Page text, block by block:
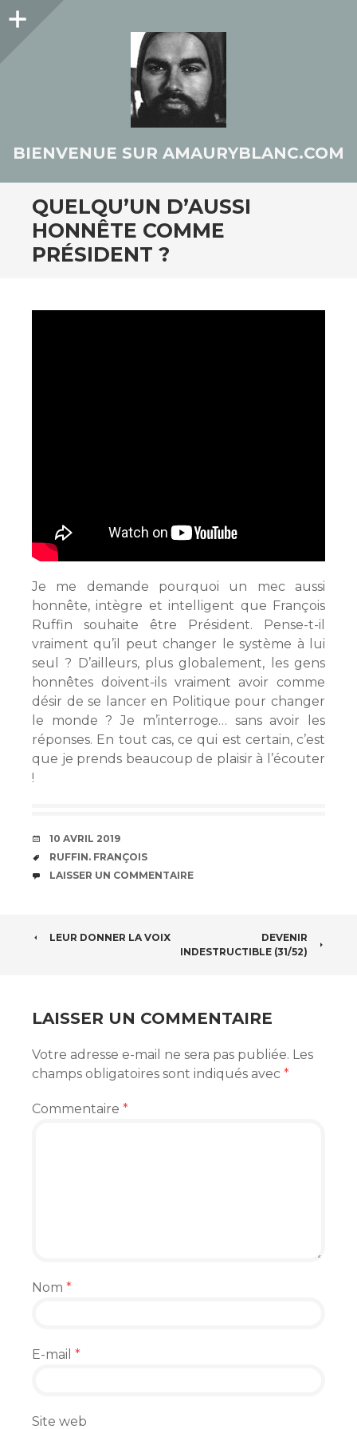
Colonne
BIENVENUE SUR AMAURYBLANC.COM
QUELQU’UN D’AUSSI
HONNÊTE COMME
PRÉSIDENT ?
Je me demande pourquoi un mec aussi
honnête, intègre et intelligent que François
Ruffin souhaite être Président. Pense-t-il
vraiment qu’il peut changer le système à lui
seul ? D’ailleurs, plus globalement, les gens
honnêtes doivent-ils vraiment avoir comme
désir de se lancer en Politique pour changer
le monde ? Je m’interroge… sans avoir les
réponses. En tout cas, ce qui est certain, c’est
que je prends beaucoup de plaisir à l’écouter
!
DATE
10 AVRIL 2019
ÉTIQUETTES
RUFFIN. FRANÇOIS
COMMENTAIRES
LAISSER UN COMMENTAIRE
NAVIGATION
ARTICLES
LEUR DONNER LA VOIX
DEVENIR
INDESTRUCTIBLE (31/52)
LAISSER UN COMMENTAIRE
Votre adresse e-mail ne sera pas publiée. Les
champs obligatoires sont indiqués avec *
Commentaire *
Nom *
E-mail *
Site web